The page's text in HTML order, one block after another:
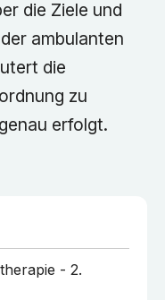
die Ziele und
ambulanten
die
zu
erfolgt.
- 2.